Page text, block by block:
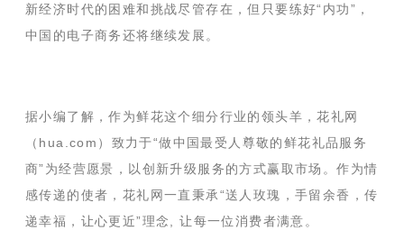
新经济时代的困难和挑战尽管存在，但只要练好“内功”，
中国的电子商务还将继续发展。
据小编了解，作为鲜花这个细分行业的领头羊，花礼网
（ hua.com ）致力于“做中国最受人尊敬的鲜花礼品服务
商”为经营愿景，以创新升级服务的方式赢取市场。作为情
感传递的使者，花礼网一直秉承“送人玫瑰，手留余香，传
递幸福，让心更近”理念
,让每一位消费者满意。